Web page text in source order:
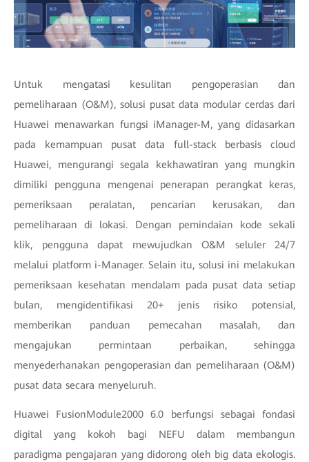
Untuk mengatasi kesulitan pengoperasian dan
pemeliharaan (O&M), solusi pusat data modular cerdas dari
Huawei menawarkan fungsi iManager-M, yang didasarkan
pada kemampuan pusat data full-stack berbasis cloud
Huawei, mengurangi segala kekhawatiran yang mungkin
dimiliki pengguna mengenai penerapan perangkat keras,
pemeriksaan peralatan, pencarian kerusakan, dan
pemeliharaan di lokasi. Dengan pemindaian kode sekali
klik, pengguna dapat mewujudkan O&M seluler 24/7
melalui platform i-Manager. Selain itu, solusi ini melakukan
pemeriksaan kesehatan mendalam pada pusat data setiap
bulan, mengidentifikasi 20+ jenis risiko potensial,
memberikan panduan pemecahan masalah, dan
mengajukan permintaan perbaikan, sehingga
menyederhanakan pengoperasian dan pemeliharaan (O&M)
pusat data secara menyeluruh.
Huawei FusionModule2000 6.0 berfungsi sebagai fondasi
digital yang kokoh bagi NEFU dalam membangun
paradigma pengajaran yang didorong oleh big data ekologis.